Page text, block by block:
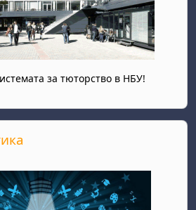
за тюторство в НБУ!